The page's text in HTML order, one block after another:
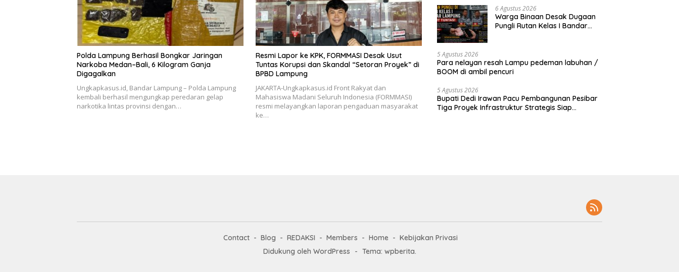
Polda Lampung Berhasil Bongkar Jaringan
Narkoba Medan–Bali, 6 Kilogram Ganja
Digagalkan
Ungkapkasus.id, Bandar Lampung – Polda Lampung
kembali berhasil mengungkap peredaran gelap
narkotika lintas provinsi dengan…
Resmi Lapor ke KPK, FORMMASI Desak Usut
Tuntas Korupsi dan Skandal “Setoran Proyek” di
BPBD Lampung
JAKARTA-Ungkapkasus.id Front Rakyat dan
Mahasiswa Madani Seluruh Indonesia (FORMMASI)
resmi melayangkan laporan pengaduan masyarakat
ke…
6 Agustus 2026
Warga Binaan Desak Dugaan
Pungli Rutan Kelas I Bandar
5 Agustus 2026
Para nelayan resah Lampu pedeman labuhan /
BOOM di ambil pencuri
5 Agustus 2026
Bupati Dedi Irawan Pacu Pembangunan Pesibar
Tiga Proyek Infrastruktur Strategis Siap
Contact Blog REDAKSI Members Home
Kebijakan Privasi
Didukung oleh WordPress
- Tema: wpberita.